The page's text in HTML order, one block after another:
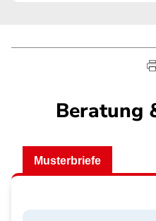
Beratung
Musterbriefe